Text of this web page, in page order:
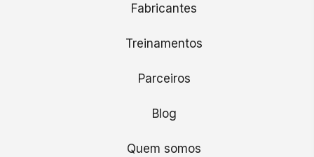
Fabricantes
Treinamentos
Parceiros
Blog
Quem somos